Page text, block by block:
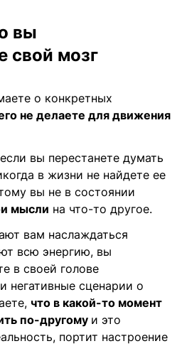
вы
свой мозг
о конкретных
не делаете для движения
вы перестанете думать
в жизни не найдете ее
вы не в состоянии
мысли на что-то другое.
вам наслаждаться
всю энергию, вы
в своей голове
негативные сценарии о
что в какой-то момент
по-другому и это
портит настроение